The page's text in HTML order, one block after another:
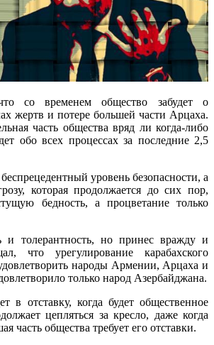
со временем общество забудет о
жертв и потере большей части Арцаха.
часть общества вряд ли когда-либо
обо всех процессах за последние 2,5
уровень безопасности, а
которая продолжается до сих пор,
бедность, а процветание только
толерантность, но принес вражду и
что урегулирование карабахского
народы Армении, Арцаха и
только народ Азербайджана.
в отставку, когда будет общественное
цепляться за кресло, даже когда
часть общества требует его отставки.